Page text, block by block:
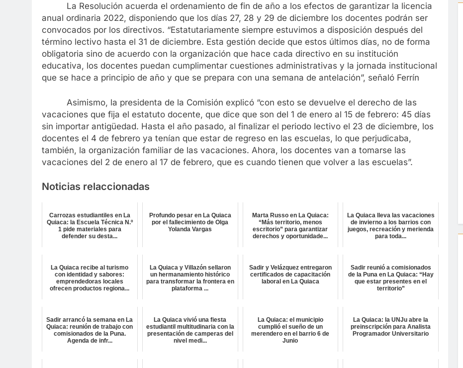
La Resolución acuerda el ordenamiento de fin de año a los efectos de garantizar la licencia
anual ordinaria 2022, disponiendo que los días 27, 28 y 29 de diciembre los docentes podrán ser
convocados por los directivos. “Estatutariamente siempre estuvimos a disposición después del
término lectivo hasta el 31 de diciembre. Esta gestión decide que estos últimos días, no de forma
obligatoria sino de acuerdo con la organización que hace cada directivo en su institución
educativa, los docentes puedan cumplimentar cuestiones administrativas y la jornada institucional
que se hace a principio de año y que se prepara con una semana de antelación”, señaló Ferrín
Asimismo, la presidenta de la Comisión explicó “con esto se devuelve el derecho de las
vacaciones que fija el estatuto docente, que dice que son del 1 de enero al 15 de febrero: 45 días
sin importar antigüedad. Hasta el año pasado, al finalizar el periodo lectivo el 23 de diciembre, los
docentes el 4 de febrero ya tenían que estar de regreso en las escuelas, lo que perjudicaba,
también, la organización familiar de las vacaciones. Ahora, los docentes van a tomarse las
vacaciones del 2 de enero al 17 de febrero, que es cuando tienen que volver a las escuelas”.
Noticias relaccionadas
Carrozas estudiantiles en La
Quiaca: la Escuela Técnica N.º
1 pide materiales para
defender su desta...
Profundo pesar en La Quiaca
por el fallecimiento de Olga
Yolanda Vargas
Marta Russo en La Quiaca:
“Más territorio, menos
escritorio” para garantizar
derechos y oportunidade...
La Quiaca lleva las vacaciones
de invierno a los barrios con
juegos, recreación y merienda
para toda...
La Quiaca recibe al turismo
con identidad y sabores:
emprendedoras locales
ofrecen productos regiona...
La Quiaca y Villazón sellaron
un hermanamiento histórico
para transformar la frontera en
plataforma ...
Sadir y Velázquez entregaron
certificados de capacitación
laboral en La Quiaca
Sadir reunió a comisionados
de la Puna en La Quiaca: “Hay
que estar presentes en el
territorio”
Sadir arrancó la semana en La
Quiaca: reunión de trabajo con
comisionados de la Puna.
Agenda de infr...
La Quiaca vivió una fiesta
estudiantil multitudinaria con la
presentación de camperas del
nivel medi...
La Quiaca: el municipio
cumplió el sueño de un
merendero en el barrio 6 de
Junio
La Quiaca: la UNJu abre la
preinscripción para Analista
Programador Universitario